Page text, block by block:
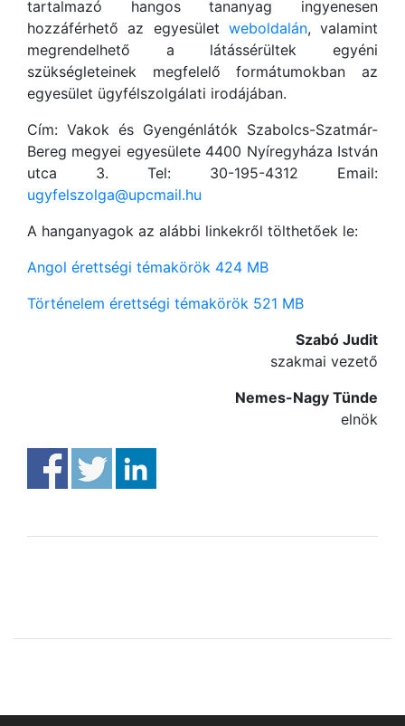
tartalmazó hangos tananyag ingyenesen
hozzáférhető az egyesület weboldalán, valamint
megrendelhető a látássérültek egyéni
szükségleteinek megfelelő formátumokban az
egyesület ügyfélszolgálati irodájában.
Cím: Vakok és Gyengénlátók Szabolcs-Szatmár-
Bereg megyei egyesülete 4400 Nyíregyháza István
utca 3. Tel: 30-195-4312 Email:
ugyfelszolga@upcmail.hu
A hanganyagok az alábbi linkekről tölthetőek le:
Angol érettségi témakörök 424 MB
Történelem érettségi témakörök 521 MB
Szabó Judit
szakmai vezető
Nemes-Nagy Tünde
elnök